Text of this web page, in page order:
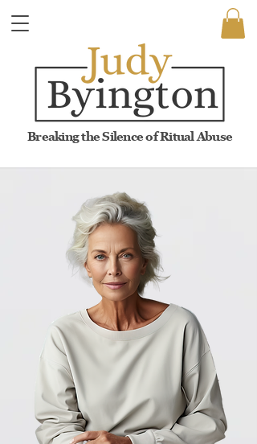
Breaking the Silence of Ritual Abuse